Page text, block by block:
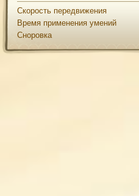
Скорость передвижения
Время применения умений
Сноровка